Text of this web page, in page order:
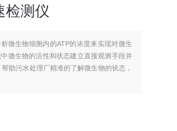
检测仪
微生物细胞内的ATP的浓度来实现对微生
微生物的活性和状态建立直接观测手段并
助污水处理厂精准的了解微生物的状态，